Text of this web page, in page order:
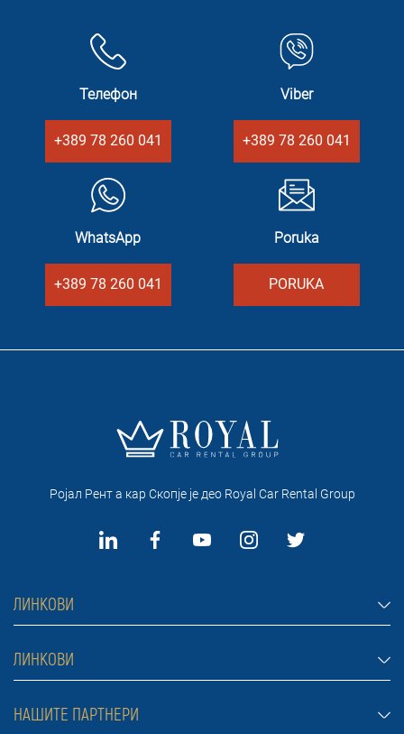
Телефон
+389 78 260 041
Viber
+389 78 260 041
WhatsApp
+389 78 260 041
Poruka
PORUKA
Ројал Рент а кар Скопје je део Royal Car Rental Group
ЛИНКОВИ
Рент а кар Скопје
Автомобили
Џипови и теренци
ЛИНКОВИ
Најчести прашања
НАШИТЕ ПАРТНЕРИ